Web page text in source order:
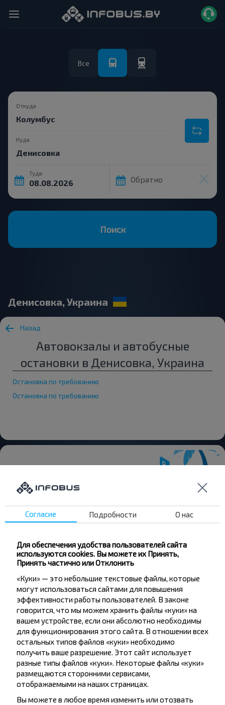
Все
Откуда
Куда
Туда
Обратно
Поиск
Денисовка, Украина
Назад
Автовокзалы и автобусные
остановки в Денисовка, Украина
Остановка по требованию
Остановка по требованию
Хотите
путешествовать
Не пропусти специальные акции, скидки и
другие интересные предложения INFOBUS.
Подпишись на получение новостей и
путешествуй с нами дешевле!
Подписаться
Согласие Подробности О нас
Для обеспечения удобства пользователей сайта
используются cookies. Вы можете их Принять,
Принять частично или Отклонить
«Куки» — это небольшие текстовые файлы, которые
могут использоваться сайтами для повышения
эффективности работы пользователей. В законе
говорится, что мы можем хранить файлы «куки» на
вашем устройстве, если они абсолютно необходимы
для функционирования этого сайта. В отношении всех
остальных типов файлов «куки» необходимо
получить ваше разрешение. Этот сайт использует
разные типы файлов «куки». Некоторые файлы «куки»
размещаются сторонними сервисами,
отображаемыми на наших страницах.
Вы можете в любое время изменить или отозвать